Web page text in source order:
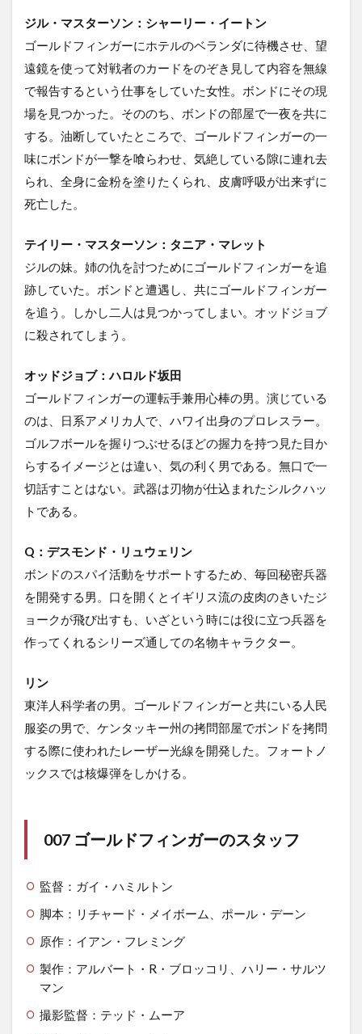
ジル・マスターソン：シャーリー・イートン
ゴールドフィンガーにホテルのベランダに待機させ、望
遠鏡を使って対戦者のカードをのぞき見して内容を無線
で報告するという仕事をしていた女性。ボンドにその現
場を見つかった。そののち、ボンドの部屋で一夜を共に
する。油断していたところで、ゴールドフィンガーの一
味にボンドが一撃を喰らわせ、気絶している隙に連れ去
られ、全身に金粉を塗りたくられ、皮膚呼吸が出来ずに
死亡した。
テイリー・マスターソン：タニア・マレット
ジルの妹。姉の仇を討つためにゴールドフィンガーを追
跡していた。ボンドと遭遇し、共にゴールドフィンガー
を追う。しかし二人は見つかってしまい。オッドジョブ
に殺されてしまう。
オッドジョブ：ハロルド坂田
ゴールドフィンガーの運転手兼用心棒の男。演じている
のは、日系アメリカ人で、ハワイ出身のプロレスラー。
ゴルフボールを握りつぶせるほどの握力を持つ見た目か
らするイメージとは違い、気の利く男である。無口で一
切話すことはない。武器は刃物が仕込まれたシルクハッ
トである。
Q：デスモンド・リュウェリン
ボンドのスパイ活動をサポートするため、毎回秘密兵器
を開発する男。口を開くとイギリス流の皮肉のきいたジ
ョークが飛び出すも、いざという時には役に立つ兵器を
作ってくれるシリーズ通しての名物キャラクター。
リン
東洋人科学者の男。ゴールドフィンガーと共にいる人民
服姿の男で、ケンタッキー州の拷問部屋でボンドを拷問
する際に使われたレーザー光線を開発した。フォートノ
ックスでは核爆弾をしかける。
007 ゴールドフィンガーのスタッフ
監督：ガイ・ハミルトン
脚本：リチャード・メイボーム、ポール・デーン
原作：イアン・フレミング
製作：アルバート・R・ブロッコリ、ハリー・サルツ
マン
撮影監督：テッド・ムーア